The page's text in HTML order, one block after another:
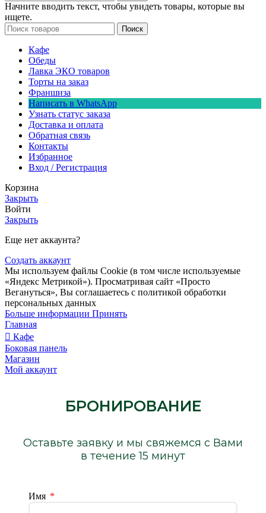
Начните вводить текст, чтобы увидеть товары, которые вы
ищете.
Поиск
Кафе
Обеды
Лавка ЭКО товаров
Торты на заказ
Франшиза
Написать в WhatsApp
Узнать статус заказа
Доставка и оплата
Обратная связь
Контакты
Избранное
Вход / Регистрация
Корзина
Закрыть
Войти
Закрыть
Еще нет аккаунта?
Создать аккаунт
Мы используем файлы Сookie (в том числе используемые
«Яндекс Метрикой»). Просматривая сайт «Просто
Вегануться», Вы соглашаетесь с политикой обработки
персональных данных
Больше информации Принять
Главная
Кафе
Боковая панель
Магазин
Мой аккаунт
БРОНИРОВАНИЕ
Оставьте заявку и мы свяжемся с Вами
в течение 15 минут
Имя